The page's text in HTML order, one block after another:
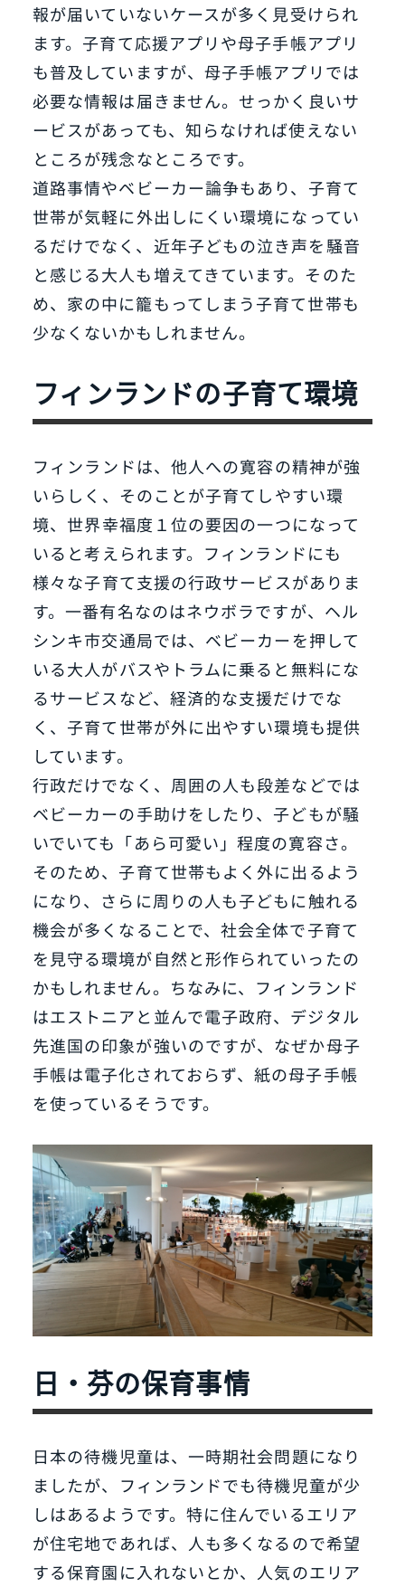
報が届いていないケースが多く見受けられ
ます。子育て応援アプリや母子手帳アプリ
も普及していますが、母子手帳アプリでは
必要な情報は届きません。せっかく良いサ
ービスがあっても、知らなければ使えない
ところが残念なところです。
道路事情やベビーカー論争もあり、子育て
世帯が気軽に外出しにくい環境になってい
るだけでなく、近年子どもの泣き声を騒音
と感じる大人も増えてきています。そのた
め、家の中に籠もってしまう子育て世帯も
少なくないかもしれません。
フィンランドの子育て環境
フィンランドは、他人への寛容の精神が強
いらしく、そのことが子育てしやすい環
境、世界幸福度１位の要因の一つになって
いると考えられます。フィンランドにも
様々な子育て支援の行政サービスがありま
す。一番有名なのはネウボラですが、ヘル
シンキ市交通局では、ベビーカーを押して
いる大人がバスやトラムに乗ると無料にな
るサービスなど、経済的な支援だけでな
く、子育て世帯が外に出やすい環境も提供
しています。
行政だけでなく、周囲の人も段差などでは
ベビーカーの手助けをしたり、子どもが騒
いでいても「あら可愛い」程度の寛容さ。
そのため、子育て世帯もよく外に出るよう
になり、さらに周りの人も子どもに触れる
機会が多くなることで、社会全体で子育て
を見守る環境が自然と形作られていったの
かもしれません。ちなみに、フィンランド
はエストニアと並んで電子政府、デジタル
先進国の印象が強いのですが、なぜか母子
手帳は電子化されておらず、紙の母子手帳
を使っているそうです。
日・芬の保育事情
日本の待機児童は、一時期社会問題になり
ましたが、フィンランドでも待機児童が少
しはあるようです。特に住んでいるエリア
が住宅地であれば、人も多くなるので希望
する保育園に入れないとか、人気のエリア